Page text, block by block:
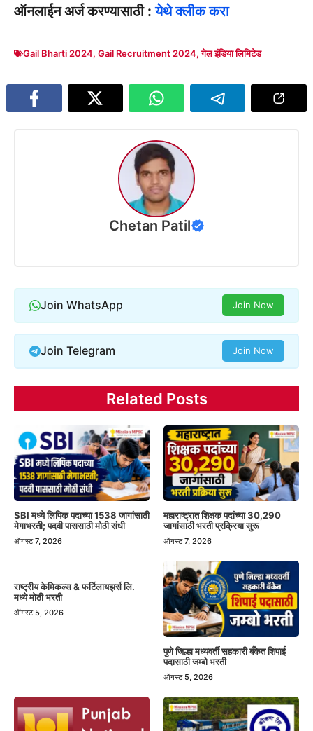
ऑनलाईन अर्ज करण्यासाठी : येथे क्लीक करा
Gail Bharti 2024, Gail Recruitment 2024,गेल इंडिया लिमिटेड
Chetan Patil
Join WhatsApp Join Now
Join Telegram Join Now
Related Posts
SBI मध्ये लिपिक पदाच्या 1538 जागांसाठी
मेगाभरती; पदवी पाससाठी मोठी संधी
ऑगस्ट 7, 2026
महाराष्ट्रात शिक्षक पदांच्या 30,290
जागांसाठी भरती प्रक्रिया सुरू
ऑगस्ट 7, 2026
राष्ट्रीय केमिकल्स & फर्टिलायझर्स लि.
मध्ये मोठी भरती
ऑगस्ट 5, 2026
पुणे जिल्हा मध्यवर्ती सहकारी बँकेत शिपाई
पदासाठी जम्बो भरती
ऑगस्ट 5, 2026